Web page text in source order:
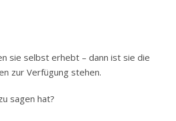
sie selbst erhebt – dann ist sie die
zur Verfügung stehen.
sagen hat?